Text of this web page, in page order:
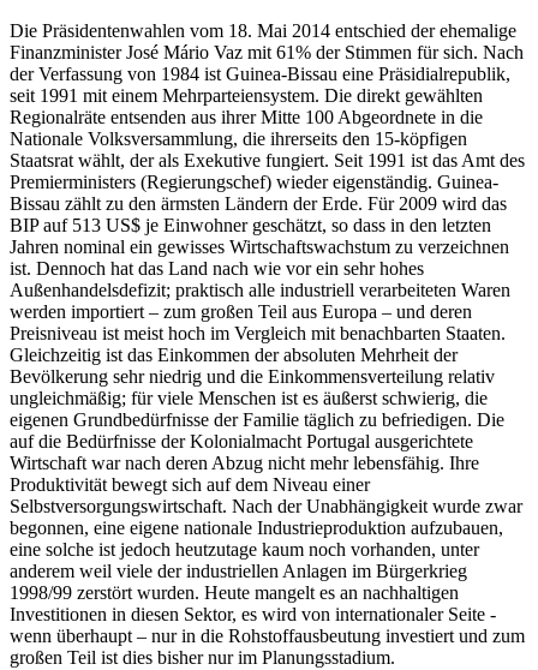
Die Präsidentenwahlen vom 18. Mai 2014 entschied der ehemalige
Finanzminister José Mário Vaz mit 61% der Stimmen für sich. Nach
der Verfassung von 1984 ist Guinea-Bissau eine Präsidialrepublik,
seit 1991 mit einem Mehrparteiensystem. Die direkt gewählten
Regionalräte entsenden aus ihrer Mitte 100 Abgeordnete in die
Nationale Volksversammlung, die ihrerseits den 15-köpfigen
Staatsrat wählt, der als Exekutive fungiert. Seit 1991 ist das Amt des
Premierministers (Regierungschef) wieder eigenständig. Guinea-
Bissau zählt zu den ärmsten Ländern der Erde. Für 2009 wird das
BIP auf 513 US$ je Einwohner geschätzt, so dass in den letzten
Jahren nominal ein gewisses Wirtschaftswachstum zu verzeichnen
ist. Dennoch hat das Land nach wie vor ein sehr hohes
Außenhandelsdefizit; praktisch alle industriell verarbeiteten Waren
werden importiert – zum großen Teil aus Europa – und deren
Preisniveau ist meist hoch im Vergleich mit benachbarten Staaten.
Gleichzeitig ist das Einkommen der absoluten Mehrheit der
Bevölkerung sehr niedrig und die Einkommensverteilung relativ
ungleichmäßig; für viele Menschen ist es äußerst schwierig, die
eigenen Grundbedürfnisse der Familie täglich zu befriedigen. Die
auf die Bedürfnisse der Kolonialmacht Portugal ausgerichtete
Wirtschaft war nach deren Abzug nicht mehr lebensfähig. Ihre
Produktivität bewegt sich auf dem Niveau einer
Selbstversorgungswirtschaft. Nach der Unabhängigkeit wurde zwar
begonnen, eine eigene nationale Industrieproduktion aufzubauen,
eine solche ist jedoch heutzutage kaum noch vorhanden, unter
anderem weil viele der industriellen Anlagen im Bürgerkrieg
1998/99 zerstört wurden. Heute mangelt es an nachhaltigen
Investitionen in diesen Sektor, es wird von internationaler Seite -
wenn überhaupt – nur in die Rohstoffausbeutung investiert und zum
großen Teil ist dies bisher nur im Planungsstadium.